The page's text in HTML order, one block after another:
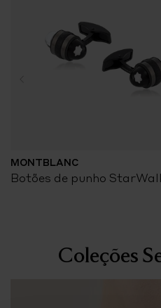
MONTBLANC
Botões de punho
Coleções